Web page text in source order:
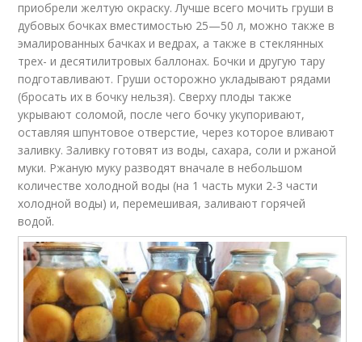
приобрели желтую окраску. Лучше всего мочить груши в
дубовых бочках вместимостью 25—50 л, можно также в
эмалированных бачках и ведрах, а также в стеклянных
трех- и десятилитровых баллонах. Бочки и другую тару
подготавливают. Груши осторожно укладывают рядами
(бросать их в бочку нельзя). Сверху плоды также
укрывают соломой, после чего бочку укупоривают,
оставляя шпунтовое отверстие, через которое вливают
заливку. Заливку готовят из воды, сахара, соли и ржаной
муки. Ржаную муку разводят вначале в небольшом
количестве холодной воды (на 1 часть муки 2-3 части
холодной воды) и, перемешивая, заливают горячей
водой.